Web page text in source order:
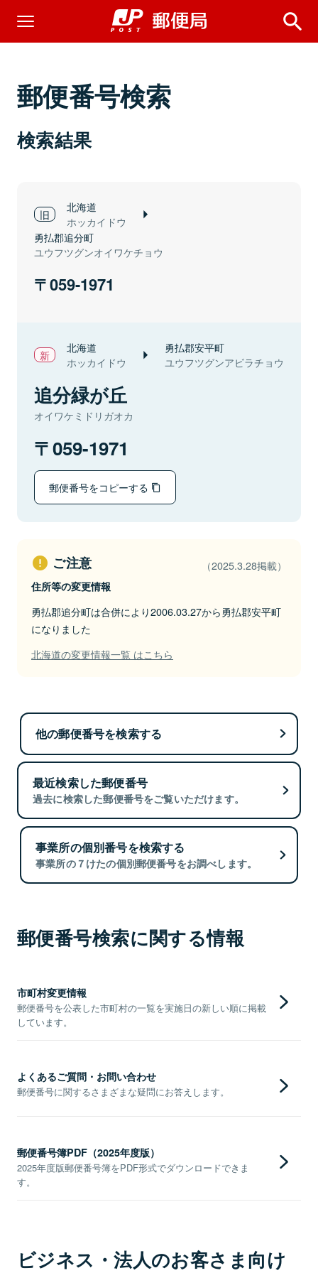
郵便番号検索
検索結果
北海道
ホッカイドウ
勇払郡追分町
ユウフツグンオイワケチョウ
059-1971
北海道
ホッカイドウ
勇払郡安平町
ユウフツグンアビラチョウ
追分緑が丘
オイワケミドリガオカ
059-1971
郵便番号をコピーする
ご注意 （2025.3.28掲載）
住所等の変更情報
勇払郡追分町は合併により2006.03.27から勇払郡安平町
になりました
北海道の変更情報一覧 はこちら
他の郵便番号を検索する
最近検索した郵便番号
過去に検索した郵便番号をご覧いただけます。
事業所の個別番号を検索する
事業所の７けたの個別郵便番号をお調べします。
郵便番号検索に関する情報
市町村変更情報
郵便番号を公表した市町村の一覧を実施日の新しい順に掲載
しています。
よくあるご質問・お問い合わせ
郵便番号に関するさまざまな疑問にお答えします。
郵便番号簿PDF（2025年度版）
2025年度版郵便番号簿をPDF形式でダウンロードできま
す。
ビジネス・法人のお客さま向け